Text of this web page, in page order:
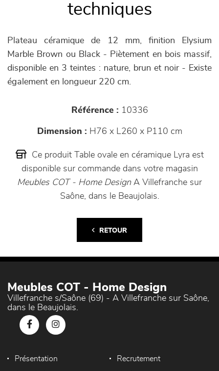
techniques
Plateau céramique de 12 mm, finition Elysium
Marble Brown ou Black - Piètement en bois massif,
disponible en 3 teintes : nature, brun et noir - Existe
également en longueur 220 cm.
Référence : 10336
Dimension : H76 x L260 x P110 cm
Ce produit Table ovale en céramique Lyra est
disponible sur commande dans votre magasin
Meubles COT - Home DesignA Villefranche sur
Saône, dans le Beaujolais.
RETOUR
Meubles COT - Home Design
Villefranche s/Saône (69) - A Villefranche sur Saône,
dans le Beaujolais.
Présentation Recrutement